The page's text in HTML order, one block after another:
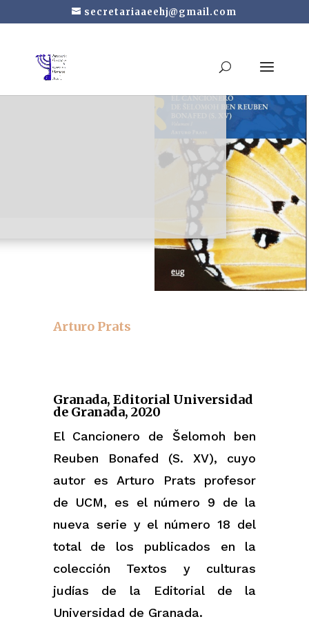
secretariaaeehj@gmail.com
El Cancionero de
Šelomoh ben Reuben
Bonafed (S. XV)
Arturo Prats
Granada, Editorial Universidad
de Granada, 2020
El Cancionero de Šelomoh ben
Reuben Bonafed (S. XV), cuyo
autor es Arturo Prats profesor
de UCM, es el número 9 de la
nueva serie y el número 18 del
total de los publicados en la
colección Textos y culturas
judías de la Editorial de la
Universidad de Granada.